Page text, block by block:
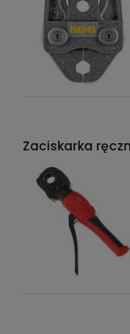
Zaciskarka